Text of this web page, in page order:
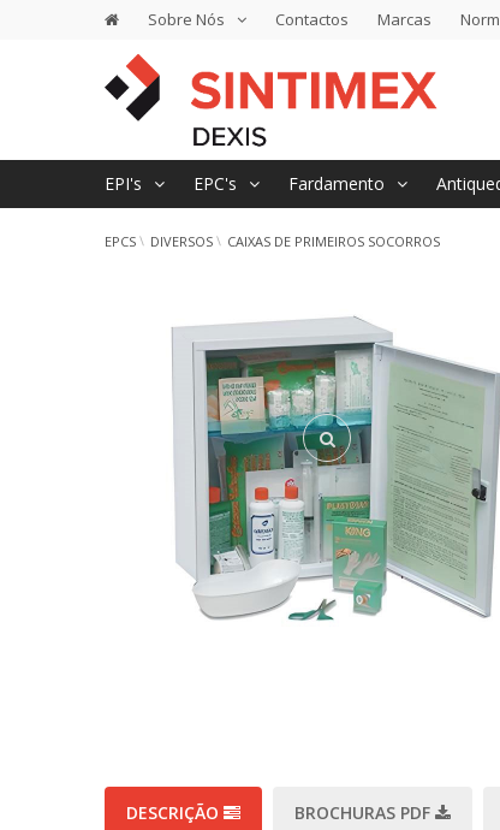
Sobre Nós Contactos Marcas
EPI's EPC's Fardamento
EPCS DIVERSOS CAIXAS DE PRIMEIROS SOCORROS
DESCRIÇÃO BROCHURAS PDF